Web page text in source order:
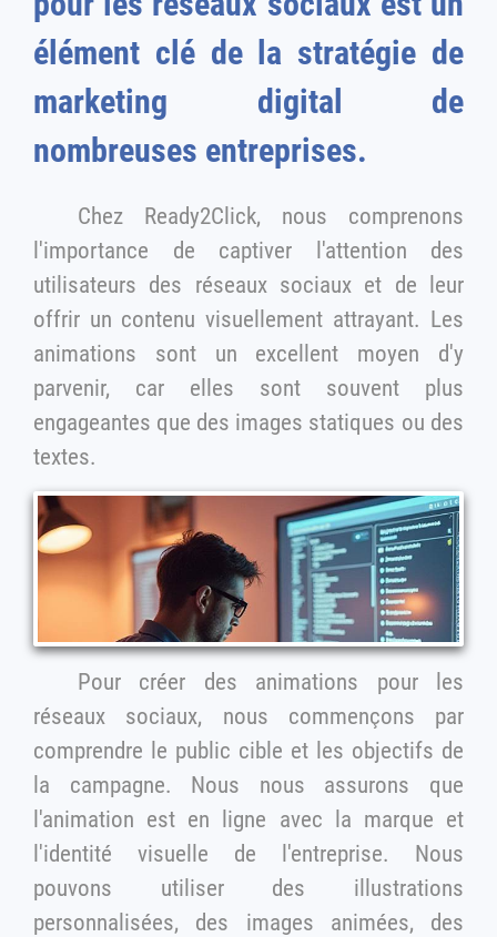
élément clé de la stratégie de
marketing digital de
nombreuses entreprises.
Chez Ready2Click, nous comprenons
l'importance de captiver l'attention des
utilisateurs des réseaux sociaux et de leur
offrir un contenu visuellement attrayant. Les
animations sont un excellent moyen d'y
parvenir, car elles sont souvent plus
engageantes que des images statiques ou des
textes.
Pour créer des animations pour les
réseaux sociaux, nous commençons par
comprendre le public cible et les objectifs de
la campagne. Nous nous assurons que
l'animation est en ligne avec la marque et
l'identité visuelle de l'entreprise. Nous
pouvons utiliser des illustrations
personnalisées, des images animées, des